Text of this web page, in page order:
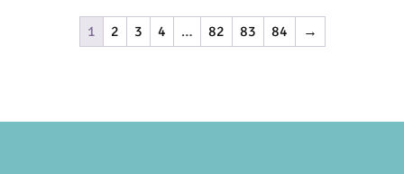
1 2 3 4 … 82 83 84 →